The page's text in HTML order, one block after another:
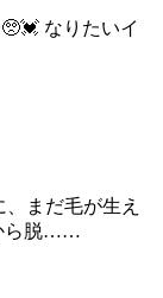
なりたいイ
まだ毛が生え
ら脱……